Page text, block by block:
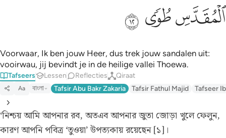
ﳁﳂ ﳃ
Voorwaar, Ik ben jouw Heer, dus trek jouw sandalen uit:
vooirwau, jij bevindt je in de heilige vallei Thoewa.
Tafseers Lessen Reflecties Qiraat
Aa বাংলা Tafsir Abu Bakr Zakaria Tafsir Fathul Majid Tafseer
‘নিশ্চয় আমি আপনার রব, অতএব আপনার জুতা জোড়া খুলে ফেলুন,
কারণ আপনি পবিত্র ‘তুওয়া’ উপত্যকায় রয়েছেন [১]।